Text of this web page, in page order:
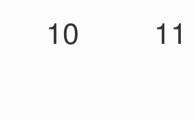
10 11